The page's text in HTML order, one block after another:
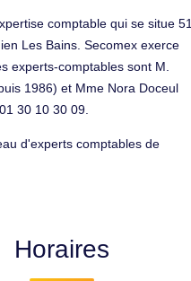
comptable qui se situe 51
Les Bains. Secomex exerce
experts-comptables sont M.
1986) et Mme Nora Doceul
30 10 30 09.
d'experts comptables de
Horaires